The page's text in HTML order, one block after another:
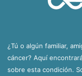
¿Tú o algún familiar,
cáncer? Aquí
sobre esta condición.